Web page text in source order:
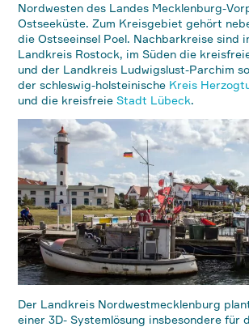
Nordwesten des Landes Mecklenburg-
Ostseeküste. Zum Kreisgebiet gehört
die Ostseeinsel Poel. Nachbarkreise sind
Landkreis Rostock, im Süden die
und der Landkreis Ludwigslust-Parchim
der schleswig-holsteinische Kreis
und die kreisfreieStadt Lübeck.
Der Landkreis Nordwestmecklenburg
einer 3D- Systemlösung insbesondere für